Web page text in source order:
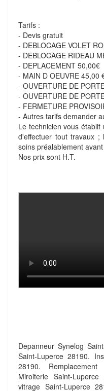
Tarifs :
- Devis gratuit
- DEBLOCAGE VOLET
- DEBLOCAGE RIDEAU
- DEPLACEMENT 50,00€
- MAIN D OEUVRE 45,00
- OUVERTURE DE
- OUVERTURE DE
- FERMETURE
- Autres tarifs demander
Le technicien vous
d'effectuer tout travaux
soins préalablement
Nos prix sont H.T.
Depanneur Synelog
Saint-Luperce 28190.
28190.
Miroiterie Saint-
vitrage Saint-Luperce